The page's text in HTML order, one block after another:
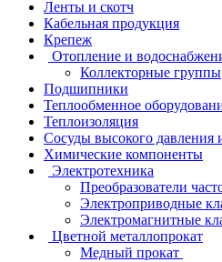
Ленты и скотч
Кабельная продукция
Крепеж
Отопление и
Коллекторные группы
Подшипники
Теплообменное
Теплоизоляция
Сосуды высокого давления
Химические компоненты
Электротехника
Преобразователи
Электроприводные
Электромагнитные
Цветной металлопрокат
Медный прокат